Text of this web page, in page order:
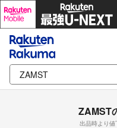
ZAMST
出品時より